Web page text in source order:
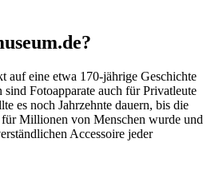
auf eine etwa 170-jährige Geschichte
sind Fotoapparate auch für Privatleute
es noch Jahrzehnte dauern, bis die
Millionen von Menschen wurde und
Accessoire jeder